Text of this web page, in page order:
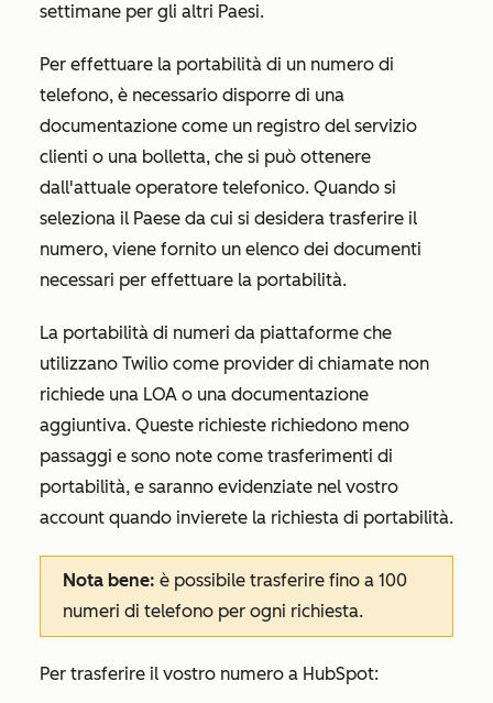
settimane per gli altri Paesi.
Per effettuare la portabilità di un numero di
telefono, è necessario disporre di una
documentazione come un registro del servizio
clienti o una bolletta, che si può ottenere
dall'attuale operatore telefonico. Quando si
seleziona il Paese da cui si desidera trasferire il
numero, viene fornito un elenco dei documenti
necessari per effettuare la portabilità.
La portabilità di numeri da piattaforme che
utilizzano Twilio come provider di chiamate non
richiede una LOA o una documentazione
aggiuntiva. Queste richieste richiedono meno
passaggi e sono note come trasferimenti di
portabilità, e saranno evidenziate nel vostro
account quando invierete la richiesta di portabilità.
Nota bene: è possibile trasferire fino a 100
numeri di telefono per ogni richiesta.
Per trasferire il vostro numero a HubSpot: